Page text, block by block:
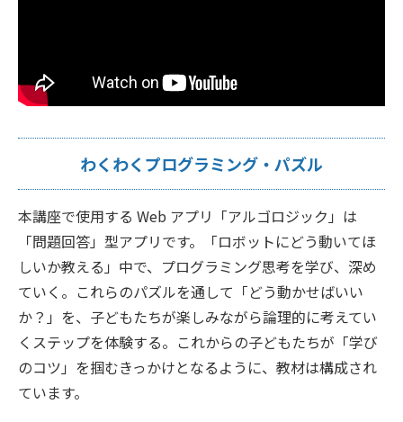
わくわくプログラミング・パズル
本講座で使用する Web アプリ「アルゴロジック」は
「問題回答」型アプリです。「ロボットにどう動いてほ
しいか教える」中で、プログラミング思考を学び、深め
ていく。これらのパズルを通して「どう動かせばいい
か？」を、子どもたちが楽しみながら論理的に考えてい
くステップを体験する。これからの子どもたちが「学び
のコツ」を掴むきっかけとなるように、教材は構成され
ています。